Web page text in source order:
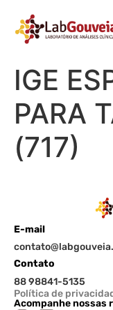
IGE
PARA
(717)
E-mail
Contato
88 98841-5135
Política de
Acompanhe nossas